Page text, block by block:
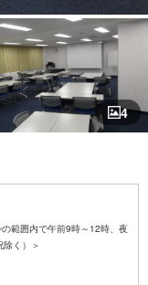
4
範囲内で午前9時～12時、夜
く）＞